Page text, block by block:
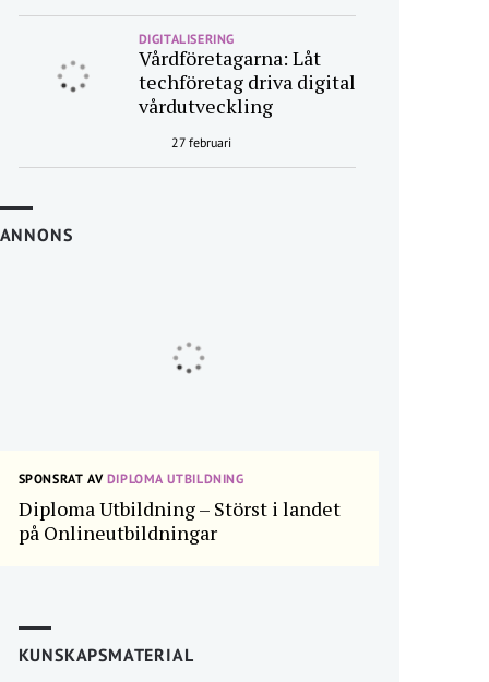
DIGITALISERING
Vårdföretagarna: Låt
techföretag driva digital
vårdutveckling
27 februari
ANNONS
SPONSRAT AVDIPLOMA UTBILDNING
Diploma Utbildning – Störst i landet
på Onlineutbildningar
KUNSKAPSMATERIAL